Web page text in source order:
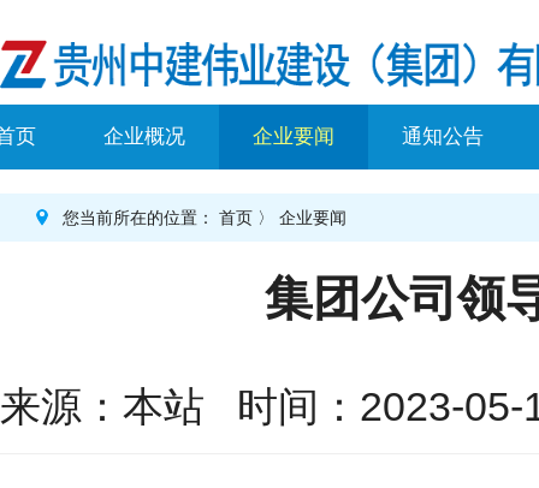
页 企业概况 企业要闻 通知公告
您当前所在的位置： 首页 〉 企业要闻
集团公司领
来源：本站 时间：2023-